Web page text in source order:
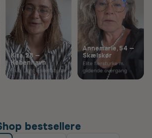
Kira, 28 —
København
Blue Light Enkeltstyrke
Annemarie, 54 —
Skælskør
Elite flerstyrke m.
glidende overgang
bestsellere